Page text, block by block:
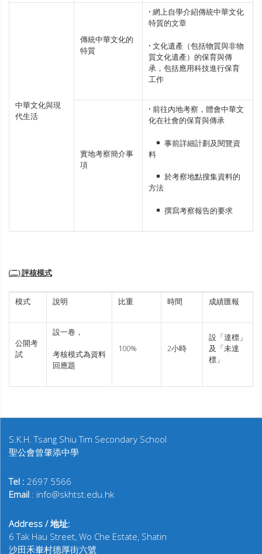
中華文化與現
代生活
傳統中華文化的
特質
• 網上自學介紹傳統中華文化
特質的文章
• 文化遺產（包括物質與非物
質文化遺產）的保育與傳
承，包括應用科技進行保育
工作
實地考察簡介事
項
• 前往內地考察，體會中華文
化在社會的保育與傳承
事前詳細計劃及閱覽資
料
於考察地點搜集資料的
方法
撰寫考察報告的要求
(二)評核模式
模式 說明 比重 時間 成績匯報
公開考
試
設一卷，
考核模式為資料
回應題
100% 2小時
設「達標」
及「未達
標」
S.K.H. Tsang Shiu Tim Secondary School
聖公會曾肇添中學
Tel : 2697 5566
Email : info@skhtst.edu.hk
Address / 地址:
6 Tak Hau Street, Wo Che Estate, Shatin
沙田禾輋村德厚街六號